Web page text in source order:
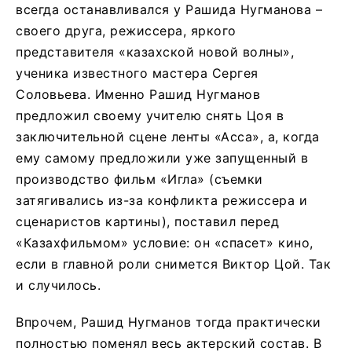
всегда останавливался у Рашида Нугманова –
своего друга, режиссера, яркого
представителя «казахской новой волны»,
ученика известного мастера Сергея
Соловьева. Именно Рашид Нугманов
предложил своему учителю снять Цоя в
заключительной сцене ленты «Асса», а, когда
ему самому предложили уже запущенный в
производство фильм «Игла» (съемки
затягивались из-за конфликта режиссера и
сценаристов картины), поставил перед
«Казахфильмом» условие: он «спасет» кино,
если в главной роли снимется Виктор Цой. Так
и случилось.
Впрочем, Рашид Нугманов тогда практически
полностью поменял весь актерский состав. В